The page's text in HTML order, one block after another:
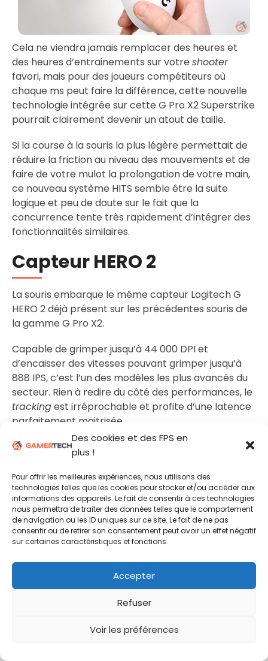
Des cookies et des FPS en
plus !
Pour offrir les meilleures expériences, nous utilisons des
technologies telles que les cookies pour stocker et/ou accéder aux
informations des appareils. Le fait de consentir à ces technologies
nous permettra de traiter des données telles que le comportement
de navigation ou les ID uniques sur ce site. Le fait de ne pas
consentir ou de retirer son consentement peut avoir un effet négatif
sur certaines caractéristiques et fonctions.
Accepter
Refuser
Voir les préférences
Cela ne viendra jamais remplacer des heures et
des heures d’entrainements sur votre shooter
favori, mais pour des joueurs compétiteurs où
chaque ms peut faire la différence, cette nouvelle
technologie intégrée sur cette G Pro X2 Superstrike
pourrait clairement devenir un atout de taille.
Si la course à la souris la plus légère permettait de
réduire la friction au niveau des mouvements et de
faire de votre mulot la prolongation de votre main,
ce nouveau système HITS semble être la suite
logique et peu de doute sur le fait que la
concurrence tente très rapidement d’intégrer des
fonctionnalités similaires.
Capteur HERO 2
La souris embarque le même capteur Logitech G
HERO 2 déjà présent sur les précédentes souris de
la gamme G Pro X2.
Capable de grimper jusqu’à 44 000 DPI et
d’encaisser des vitesses pouvant grimper jusqu’à
888 IPS, c’est l’un des modèles les plus avancés du
secteur. Rien à redire du côté des performances, le
trackingest irréprochable et profite d’une latence
parfaitement maitrisée.
Comme souvent, ce n’est plus vraiment sur ce
point que les souris actuelles se démarquent et tout
gamme comme cette GPX2 Superstrike.